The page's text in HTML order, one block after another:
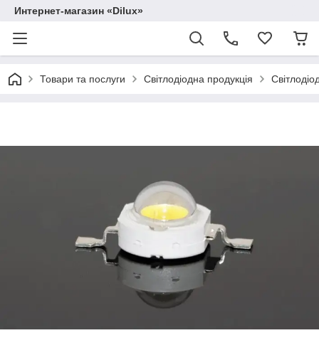
Интернет-магазин «Dilux»
Товари та послуги Світлодіодна продукція